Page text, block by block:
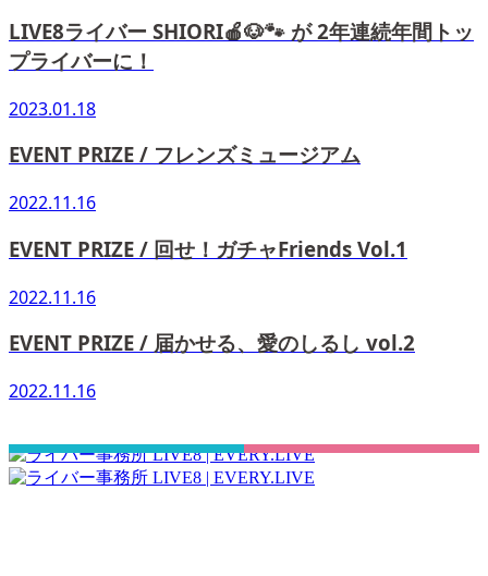
LIVE8ライバー SHIORI🍎🐶🐾 が 2年連続年間トッ
プライバーに！
2023.01.18
EVENT PRIZE / フレンズミュージアム
2022.11.16
EVENT PRIZE / 回せ！ガチャFriends Vol.1
2022.11.16
EVENT PRIZE / 届かせる、愛のしるし vol.2
2022.11.16